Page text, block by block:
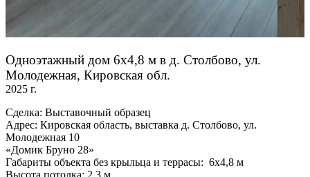
Одноэтажный дом 6х4,8 м в д. Столбово, ул.
Молодежная, Кировская обл.
2025 г.
Сделка: Выставочный образец
Адрес: Кировская область, выставка д. Столбово, ул.
Молодежная 10
«Домик Бруно 28»
Габариты объекта без крыльца и террасы: 6х4,8 м
Высота потолка: 2,3 м